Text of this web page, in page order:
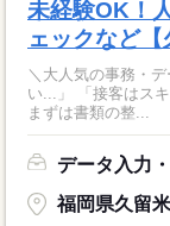
未経験OK！
ェックなど【
＼大人気の事務・データ入力な
い...」 「接客はス
まずは書類の整...
データ入力
福岡県久留